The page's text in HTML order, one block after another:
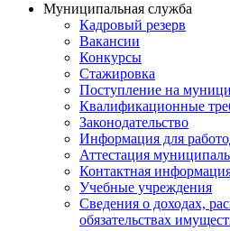
Муниципальная служба
Кадровый резерв
Вакансии
Конкурсы
Стажировка
Поступление на
Квалификационные
Законодательство
Информация для
Аттестация
Контактная
Учебные учреждения
Сведения о доходах,
обязательствах